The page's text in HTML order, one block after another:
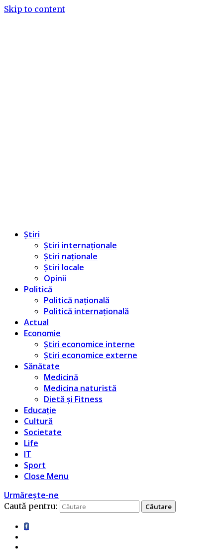
Skip to content
Știri
Știri internaționale
Știri naționale
Știri locale
Opinii
Politică
Politică națională
Politică internațională
Actual
Economie
Știri economice interne
Știri economice externe
Sănătate
Medicină
Medicina naturistă
Dietă și Fitness
Educație
Cultură
Societate
Life
IT
Sport
Close Menu
Urmărește-ne
Caută pentru: